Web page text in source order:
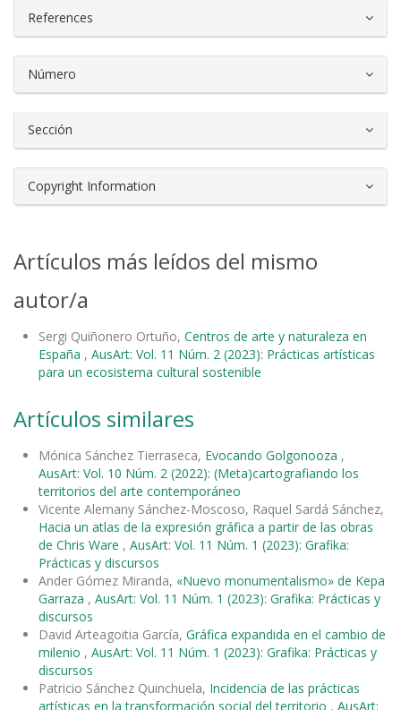
References
Número
Sección
Copyright Information
Artículos más leídos del mismo
autor/a
Sergi Quiñonero Ortuño, Centros de arte y naturaleza en
España , AusArt: Vol. 11 Núm. 2 (2023): Prácticas artísticas
para un ecosistema cultural sostenible
Artículos similares
Mónica Sánchez Tierraseca, Evocando Golgonooza ,
AusArt: Vol. 10 Núm. 2 (2022): (Meta)cartografiando los
territorios del arte contemporáneo
Vicente Alemany Sánchez-Moscoso, Raquel Sardá Sánchez,
Hacia un atlas de la expresión gráfica a partir de las obras
de Chris Ware , AusArt: Vol. 11 Núm. 1 (2023): Grafika:
Prácticas y discursos
Ander Gómez Miranda, «Nuevo monumentalismo» de Kepa
Garraza , AusArt: Vol. 11 Núm. 1 (2023): Grafika: Prácticas y
discursos
David Arteagoitia García, Gráfica expandida en el cambio de
milenio , AusArt: Vol. 11 Núm. 1 (2023): Grafika: Prácticas y
discursos
Patricio Sánchez Quinchuela, Incidencia de las prácticas
artísticas en la transformación social del territorio , AusArt: